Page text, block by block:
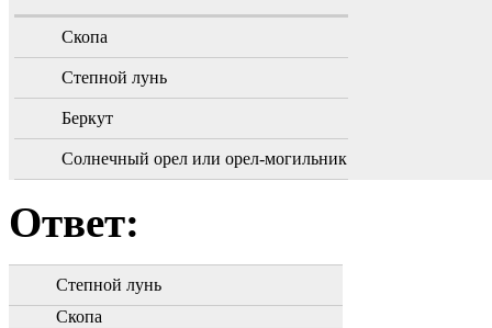
Скопа
Степной лунь
Беркут
Солнечный орел или орел-могильник
Ответ:
Степной лунь
Скопа